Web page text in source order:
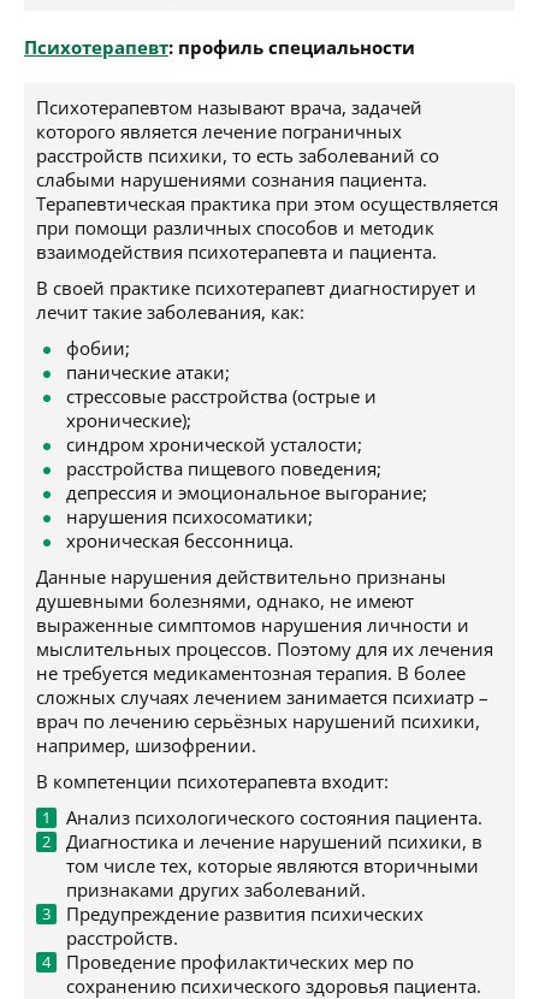
Психотерапевт: профиль специальности
Психотерапевтом называют врача, задачей
которого является лечение пограничных
расстройств психики, то есть заболеваний со
слабыми нарушениями сознания пациента.
Терапевтическая практика при этом осуществляется
при помощи различных способов и методик
взаимодействия психотерапевта и пациента.
В своей практике психотерапевт диагностирует и
лечит такие заболевания, как:
фобии;
панические атаки;
стрессовые расстройства (острые и
хронические);
синдром хронической усталости;
расстройства пищевого поведения;
депрессия и эмоциональное выгорание;
нарушения психосоматики;
хроническая бессонница.
Данные нарушения действительно признаны
душевными болезнями, однако, не имеют
выраженные симптомов нарушения личности и
мыслительных процессов. Поэтому для их лечения
не требуется медикаментозная терапия. В более
сложных случаях лечением занимается психиатр –
врач по лечению серьёзных нарушений психики,
например, шизофрении.
В компетенции психотерапевта входит:
Анализ психологического состояния пациента.
Диагностика и лечение нарушений психики, в
том числе тех, которые являются вторичными
признаками других заболеваний.
Предупреждение развития психических
расстройств.
Проведение профилактических мер по
сохранению психического здоровья пациента.